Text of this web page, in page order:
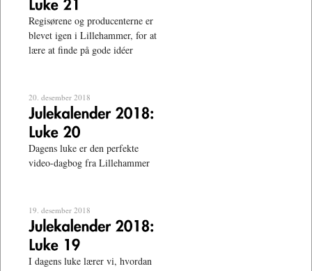
Regisørene og producenterne er
blevet igen i Lillehammer, for at
lære at finde på gode idéer
20. desember 2018
Dagens luke er den perfekte
video-dagbog fra Lillehammer
19. desember 2018
I dagens luke lærer vi, hvordan